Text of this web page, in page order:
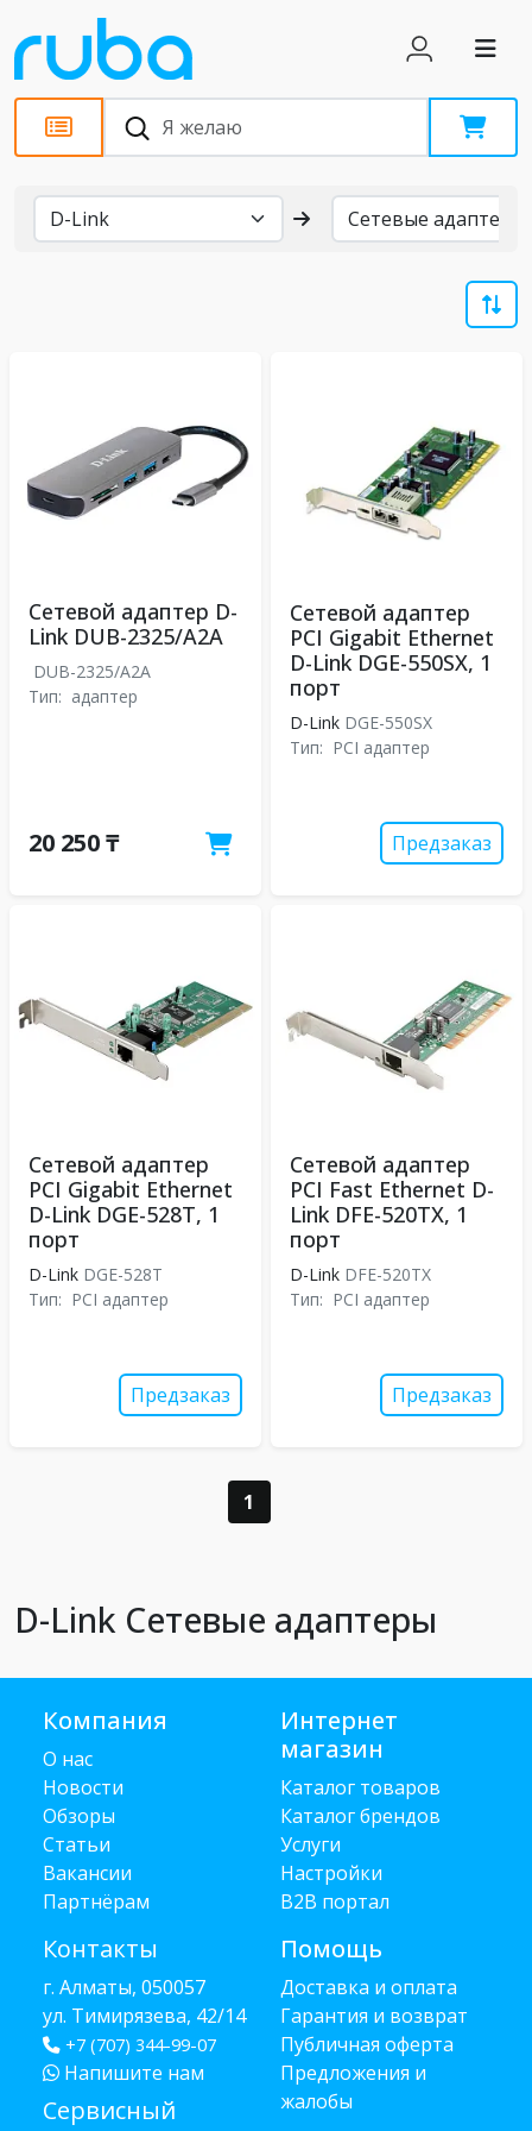
Бренды
Сетевой адаптер D-
Link DUB-2325/A2A
DUB-2325/A2A
Тип: адаптер
20 250 ₸
Сетевой адаптер
PCI Gigabit Ethernet
D-Link DGE-550SX, 1
порт
D-Link DGE-550SX
Тип: PCI адаптер
Предзаказ
Сетевой адаптер
PCI Gigabit Ethernet
D-Link DGE-528T, 1
порт
D-Link DGE-528T
Тип: PCI адаптер
Предзаказ
Сетевой адаптер
PCI Fast Ethernet D-
Link DFE-520TX, 1
порт
D-Link DFE-520TX
Тип: PCI адаптер
Предзаказ
1
D-Link Сетевые адаптеры
Компания
О нас
Новости
Обзоры
Статьи
Вакансии
Партнёрам
Контакты
г. Алматы, 050057
ул. Тимирязева, 42/14
+7 (707) 344-99-07
Напишите нам
Сервисный
Интернет
магазин
Каталог товаров
Каталог брендов
Услуги
Настройки
B2B портал
Помощь
Доставка и оплата
Гарантия и возврат
Публичная оферта
Предложения и
жалобы